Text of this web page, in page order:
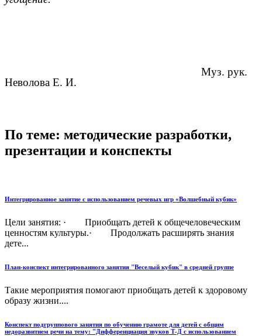
Муз. рук.
Неволова Е. И.
По теме: методические разработки,
презентации и конспекты
Интегрированное занятие с использованием речевых игр «Волшебный кубик»
Цели занятия: · Приобщать детей к общечеловеческим
ценностям культуры.· Продолжать расширять знания
дете...
План-конспект интегрированного занятия "Веселый кубик" в средней группе
Такие мероприятия помогают приобщать детей к здоровому
образу жизни....
Конспект подгруппового занятия по обучению грамоте для детей с общим
недоразвитием речи на тему: "Дифференциация звуков Т-Д с использованием